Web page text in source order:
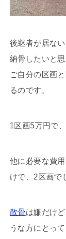
後継者が居な
納骨したいと
ご自分の区画
るのです。
1区画5万円で
他に必要な費
けで、2区画で
散骨は嫌だけ
うな方にとっ